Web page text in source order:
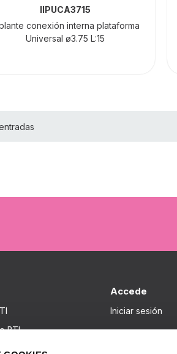
IIPUCA3715
conexión interna plataforma
Universal ø3.75 L:15
BTI
Accede
Iniciar sesión